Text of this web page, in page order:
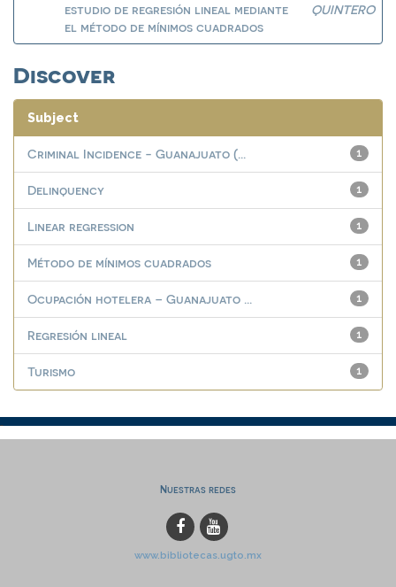
estudio de regresión lineal mediante
el método de mínimos cuadrados
QUINTERO
Discover
Subject
1
Criminal Incidence - Guanajuato (...
1
Delinquency
1
Linear regression
1
Método de mínimos cuadrados
1
Ocupación hotelera – Guanajuato ...
1
Regresión lineal
1
Turismo
Nuestras redes
www.bibliotecas.ugto.mx